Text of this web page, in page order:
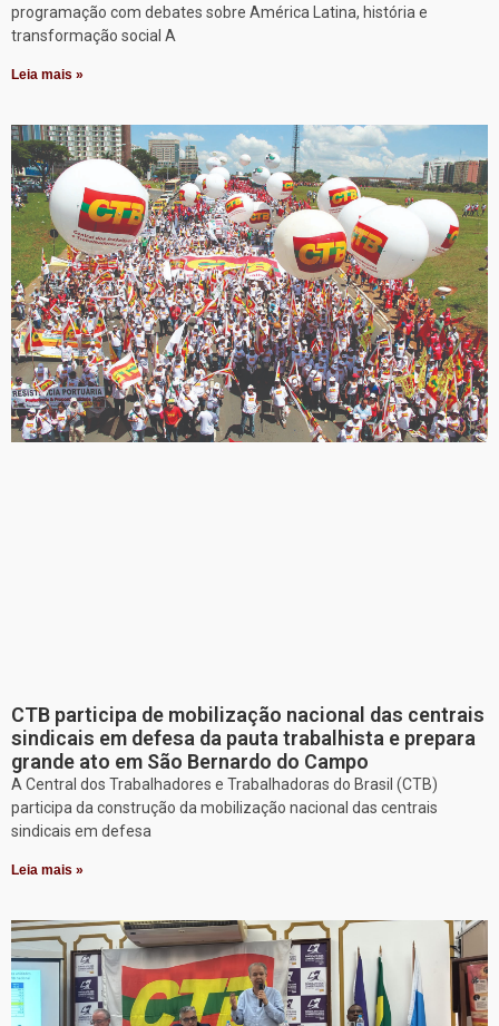
programação com debates sobre América Latina, história e
transformação social A
Leia mais »
CTB participa de mobilização nacional das centrais
sindicais em defesa da pauta trabalhista e prepara
grande ato em São Bernardo do Campo
A Central dos Trabalhadores e Trabalhadoras do Brasil (CTB)
participa da construção da mobilização nacional das centrais
sindicais em defesa
Leia mais »